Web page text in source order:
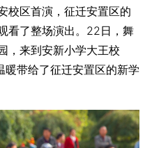
校区首演，征迁安置区的
看了整场演出。22日，舞
，来到安新小学大王校
暖带给了征迁安置区的新学